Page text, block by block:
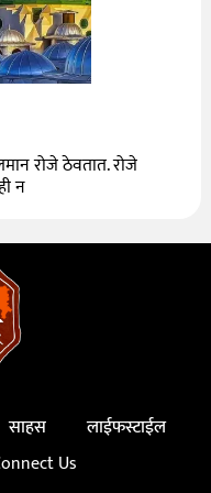
रोजे ठेवतात. रोजे
न
साहस
लाईफस्टाईल
Us